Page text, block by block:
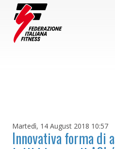
Martedì, 14 August 2018 10:57
Innovativa forma di